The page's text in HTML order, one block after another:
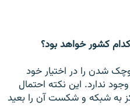
کشور خواهد بود؟
شدن را در اختیار خود
ندارد. این نکته احتمال
به شبکه و شکست آن را بعید